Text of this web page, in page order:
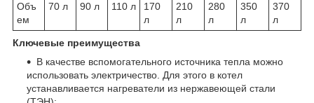
Объ
ем
70 л 90 л 110 л
170
л
210
л
280
л
350
л
370
л
Ключевые преимущества
В качестве вспомогательного источника тепла можно
использовать электричество. Для этого в котел
устанавливается нагреватели из нержавеющей стали